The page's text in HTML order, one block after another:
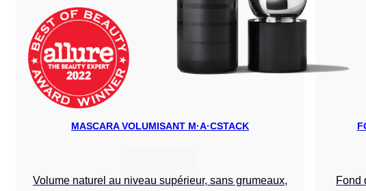
MASCARA VOLUMISANT M·A·CSTACK
Volume naturel au niveau supérieur, sans grumeaux,
Fond